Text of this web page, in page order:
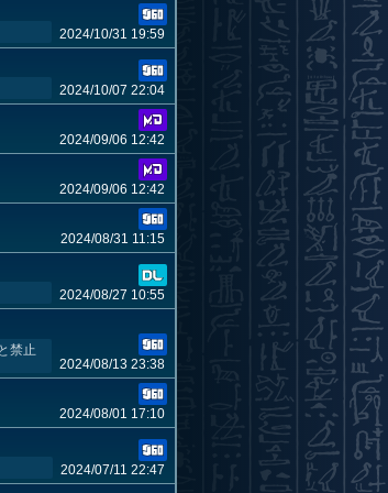
2024/10/31 19:59
2024/10/07 22:04
2024/09/06 12:42
2024/09/06 12:42
2024/08/31 11:15
2024/08/27 10:55
禁止
2024/08/13 23:38
2024/08/01 17:10
2024/07/11 22:47